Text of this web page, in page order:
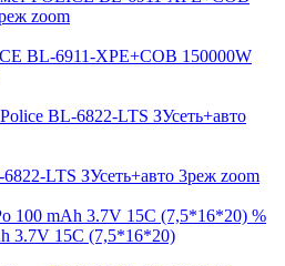
BL-6911-XPE+COB 150000W
LTS ЗУсеть+авто 3реж zoom
%
3.7V 15C (7,5*16*20)